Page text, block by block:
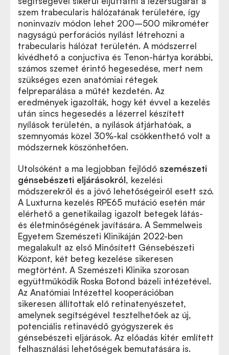
szem trabecularis hálózatának területére, így
noninvazív módon lehet 200–500 mikrométer
nagyságú perforációs nyílást létrehozni a
trabecularis hálózat területén. A módszerrel
kivédhető a conjuctiva és Tenon-hártya korábbi,
számos szemet érintő hegesedése, mert nem
szükséges ezen anatómiai rétegek
felpreparálása a műtét kezdetén. Az
eredmények igazolták, hogy két évvel a kezelés
után sincs hegesedés a lézerrel készített
nyílások területén, a nyílások átjárhatóak, a
szemnyomás közel 30%-kal csökkenthető volt a
módszernek köszönhetően.
Utolsóként a ma legjobban fejlődő szemészeti
génsebészeti eljárásokról, kezelési
módszerekről és a jövő lehetőségeiről esett szó.
A Luxturna kezelés RPE65 mutáció esetén már
elérhető a genetikailag igazolt betegek látás-
és életminőségének javítására. A Semmelweis
Egyetem Szemészeti Klinikáján 2022-ben
megalakult az első Minősített Génsebészeti
Központ, két beteg kezelése sikeresen
megtörtént. A Szemészeti Klinika szorosan
együttműködik Roska Botond bázeli intézetével.
Az Anatómiai Intézettel kooperációban
sikeresen állítottak elő retinatenyészetet,
amelynek segítségével tesztelhetőek az új,
potenciális retinavédő gyógyszerek és
génsebészeti eljárások. Az előadás kitér említett
felhasználási lehetőségek bemutatására is.